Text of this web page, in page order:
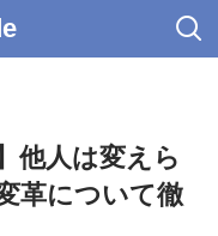
他人は変えら
革について徹